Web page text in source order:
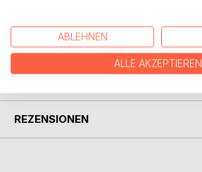
AUTOR/IN
REZENSIONEN
ABLEHNEN
ALLE AKZEPTIEREN